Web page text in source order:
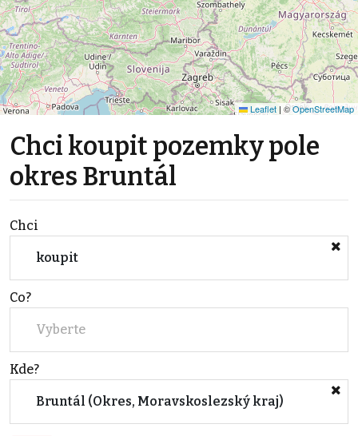
Leaflet | ©OpenStreetMap
Chci koupit pozemky pole
okres Bruntál
Chci
koupit
Co?
Vyberte
Kde?
Bruntál (Okres, Moravskoslezský kraj)